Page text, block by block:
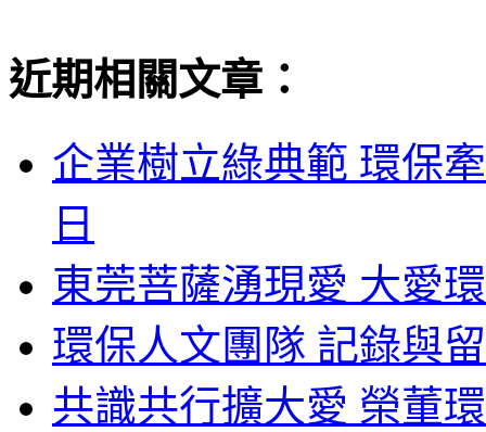
近期相關文章：
企業樹立綠典範 環保
日
東莞菩薩湧現愛 大愛
環保人文團隊 記錄與
共識共行擴大愛 榮董